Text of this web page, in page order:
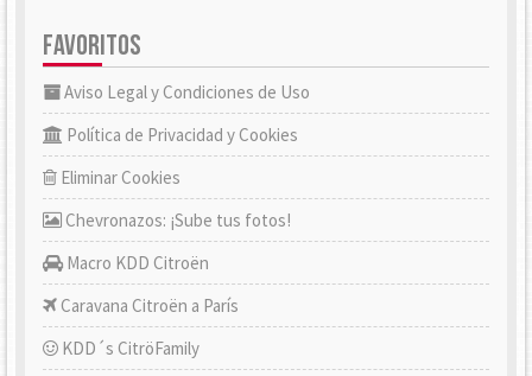
FAVORITOS
Aviso Legal y Condiciones de Uso
Política de Privacidad y Cookies
Eliminar Cookies
Chevronazos: ¡Sube tus fotos!
Macro KDD Citroën
Caravana Citroën a París
KDD´s CitröFamily